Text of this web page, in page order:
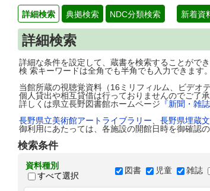
詳細検索 典拠検索 NDC分類検索 新着資
詳細検索
詳細な条件を設定して、蔵書を検索することができ
検 索キーワードは全角でも半角でも入力できます。
当館所蔵の視聴覚資料（16ミリフィルム、ビデオ
個人貸出や相互貸借は行っておりませんのでご了承
詳しくは県立長野図書館ホームページ 『新聞・雑
長野県立美術館アートライブラリー
長野県埋蔵
御利用にあたっては、各施設の開館日時を御確認
検索条件
資料種別
すべて選択
図書 児童 雑誌